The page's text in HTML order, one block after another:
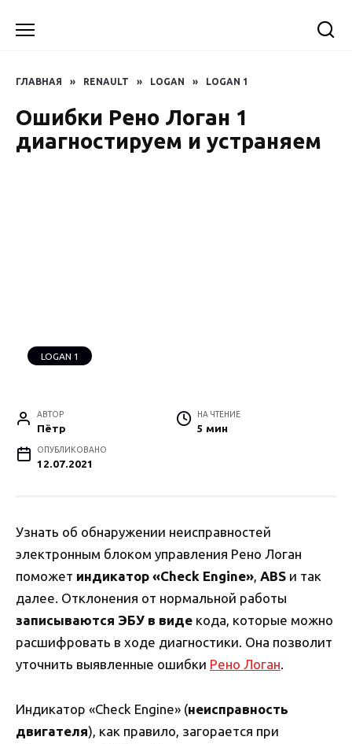
ГЛАВНАЯ » RENAULT » LOGAN » LOGAN 1
Ошибки Рено Логан 1
диагностируем и устраняем
LOGAN 1
АВТОР
Пётр
НА ЧТЕНИЕ
5 мин
ОПУБЛИКОВАНО
12.07.2021
Узнать об обнаружении неисправностей
электронным блоком управления Рено Логан
поможет индикатор «Check Engine» ABS и так
далее. Отклонения от нормальной работы
записываются ЭБУ в виде кода, которые можно
расшифровать в ходе диагностики. Она позволит
уточнить выявленные ошибки Рено Логан
Индикатор «Check Engine» (неисправность
двигателя), как правило, загорается при